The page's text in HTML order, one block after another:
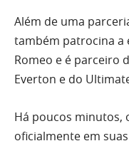
Além de uma
também patrocina a
Romeo e é parceiro
Everton e do
Há poucos minutos,
oficialmente em